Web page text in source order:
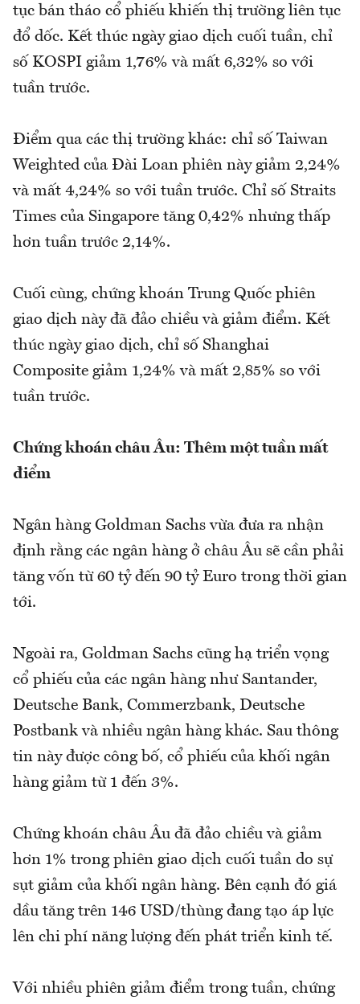
tục bán tháo cổ phiếu khiến thị trường liên tục
đổ dốc. Kết thúc ngày giao dịch cuối tuần, chỉ
số KOSPI giảm 1,76% và mất 6,32% so với
tuần trước.
Điểm qua các thị trường khác: chỉ số Taiwan
Weighted của Đài Loan phiên này giảm 2,24%
và mất 4,24% so với tuần trước. Chỉ số Straits
Times của Singapore tăng 0,42% nhưng thấp
hơn tuần trước 2,14%.
Cuối cùng, chứng khoán Trung Quốc phiên
giao dịch này đã đảo chiều và giảm điểm. Kết
thúc ngày giao dịch, chỉ số Shanghai
Composite giảm 1,24% và mất 2,85% so với
tuần trước.
Chứng khoán châu Âu: Thêm một tuần mất
điểm
Ngân hàng Goldman Sachs vừa đưa ra nhận
định rằng các ngân hàng ở châu Âu sẽ cần phải
tăng vốn từ 60 tỷ đến 90 tỷ Euro trong thời gian
tới.
Ngoài ra, Goldman Sachs cũng hạ triển vọng
cổ phiếu của các ngân hàng như Santander,
Deutsche Bank, Commerzbank, Deutsche
Postbank và nhiều ngân hàng khác. Sau thông
tin này được công bố, cổ phiếu của khối ngân
hàng giảm từ 1 đến 3%.
Chứng khoán châu Âu đã đảo chiều và giảm
hơn 1% trong phiên giao dịch cuối tuần do sự
sụt giảm của khối ngân hàng. Bên cạnh đó giá
dầu tăng trên 146 USD/thùng đang tạo áp lực
lên chi phí năng lượng đến phát triển kinh tế.
Với nhiều phiên giảm điểm trong tuần, chứng